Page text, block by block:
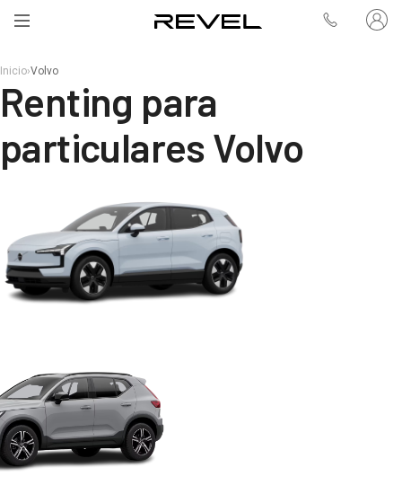
Inicio›Volvo
Renting para
particulares Volvo